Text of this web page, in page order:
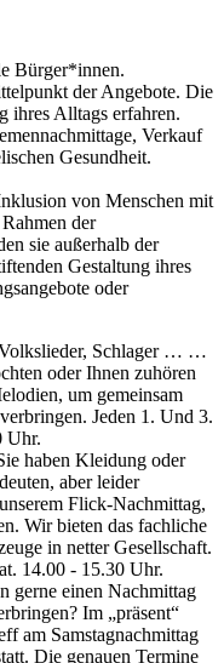
Bürger*innen.
der Angebote. Die
ihres Alltags erfahren.
Verkauf
Gesundheit.
von Menschen mit
der
sie außerhalb der
Gestaltung ihres
oder
Schlager … …
oder Ihnen zuhören
um gemeinsam
Jeden 1. Und 3.
Uhr.
haben Kleidung oder
aber leider
Flick-Nachmittag,
Wir bieten das fachliche
in netter Gesellschaft.
14.00 - 15.30 Uhr.
gerne einen Nachmittag
Im „präsent“
am Samstagnachmittag
Die genauen Termine